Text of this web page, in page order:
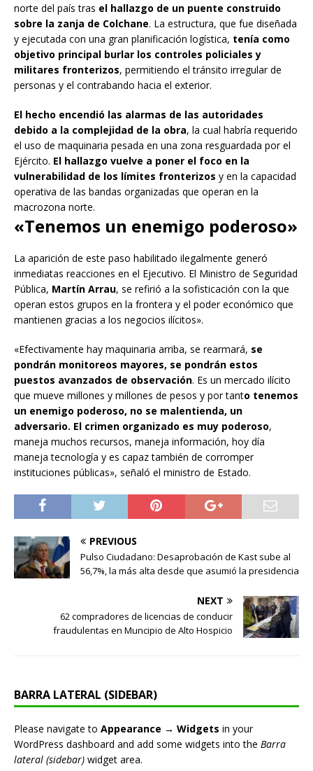
norte del país tras el hallazgo de un puente construido
sobre la zanja de Colchane. La estructura, que fue diseñada
y ejecutada con una gran planificación logística, tenía como
objetivo principal burlar los controles policiales y
militares fronterizos, permitiendo el tránsito irregular de
personas y el contrabando hacia el exterior.
El hecho encendió las alarmas de las autoridades
debido a la complejidad de la obra, la cual habría requerido
el uso de maquinaria pesada en una zona resguardada por el
Ejército. El hallazgo vuelve a poner el foco en la
vulnerabilidad de los límites fronterizos y en la capacidad
operativa de las bandas organizadas que operan en la
macrozona norte.
«Tenemos un enemigo poderoso»
La aparición de este paso habilitado ilegalmente generó
inmediatas reacciones en el Ejecutivo. El Ministro de Seguridad
Pública, Martín Arrau, se refirió a la sofisticación con la que
operan estos grupos en la frontera y el poder económico que
mantienen gracias a los negocios ilícitos».
«Efectivamente hay maquinaria arriba, se rearmará, se
pondrán monitoreos mayores, se pondrán estos
puestos avanzados de observación. Es un mercado ilícito
que mueve millones y millones de pesos y por tanto tenemos
un enemigo poderoso, no se malentienda, un
adversario. El crimen organizado es muy poderoso,
maneja muchos recursos, maneja información, hoy día
maneja tecnología y es capaz también de corromper
instituciones públicas», señaló el ministro de Estado.
PREVIOUS
Pulso Ciudadano: Desaprobación de Kast sube al
56,7%, la más alta desde que asumió la presidencia
NEXT
62 compradores de licencias de conducir
fraudulentas en Muncipio de Alto Hospicio
BARRA LATERAL (SIDEBAR)
Please navigate to Appearance → Widgets in your
WordPress dashboard and add some widgets into the Barra
lateral (sidebar) widget area.